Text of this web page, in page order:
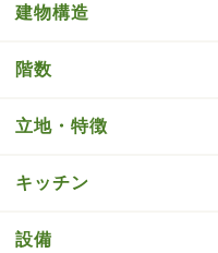
建物構造
階数
立地・特徴
キッチン
設備